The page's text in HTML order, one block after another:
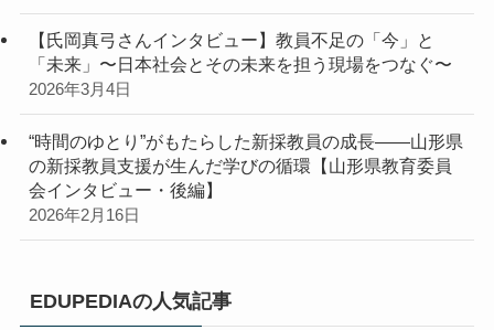
【氏岡真弓さんインタビュー】教員不足の「今」と
「未来」〜日本社会とその未来を担う現場をつなぐ〜
2026年3月4日
“時間のゆとり”がもたらした新採教員の成長――山形県
の新採教員支援が生んだ学びの循環【山形県教育委員
会インタビュー・後編】
2026年2月16日
EDUPEDIAの人気記事